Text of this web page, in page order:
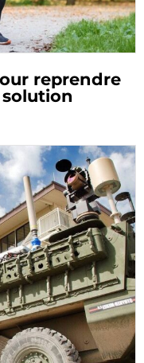
reprendre
solution